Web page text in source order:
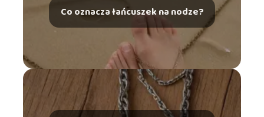
Co oznacza łańcuszek na nodze?